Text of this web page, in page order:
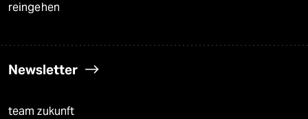
reingehen
Newsletter
team zukunft